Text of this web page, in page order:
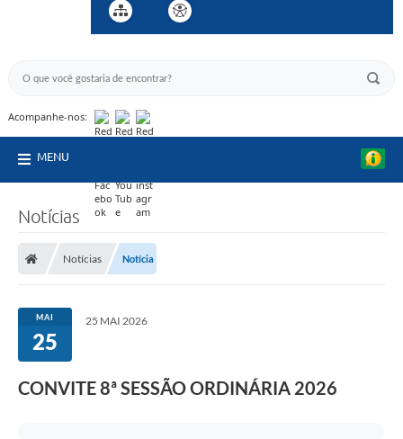
Acompanhe-nos:
MENU
Notícias
Notícias Notícia
MAI
25
25 MAI 2026
CONVITE 8ª SESSÃO ORDINÁRIA 2026